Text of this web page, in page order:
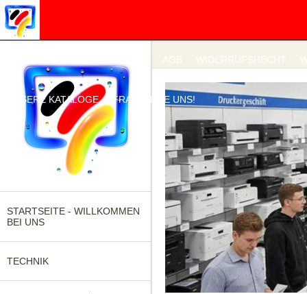
AGB WIDERRUFSRECHT
UNSERE KATALOGE FRAGEN SIE UNS!
STARTSEITE - WILLKOMMEN
BEI UNS
TECHNIK